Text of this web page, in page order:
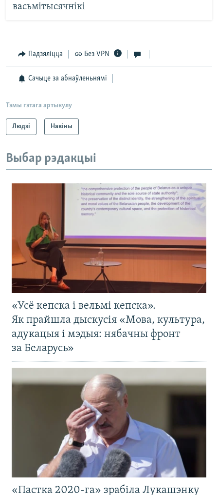
васьмітысячнікі
Падзяліцца Без VPN
Сачыце за абнаўленьнямі
Тэмы гэтага артыкулу
Людзі Навіны
Выбар рэдакцыі
«Усё кепска і вельмі кепска».
Як прайшла дыскусія «Мова, культура,
адукацыя і мэдыя: нябачны фронт
за Беларусь»
«Пастка 2020-га» зрабіла Лукашэнку